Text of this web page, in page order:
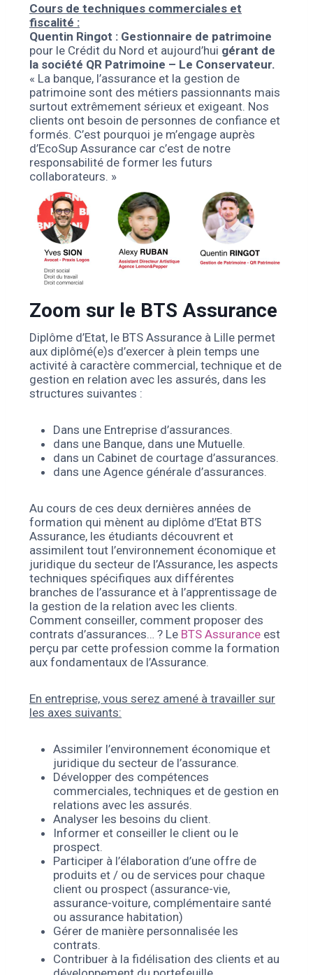
Cours de techniques commerciales et
fiscalité :
Quentin Ringot : Gestionnaire de patrimoine
pour le Crédit du Nord et aujourd’hui gérant de
la société QR Patrimoine – Le Conservateur.
« La banque, l’assurance et la gestion de
patrimoine sont des métiers passionnants mais
surtout extrêmement sérieux et exigeant. Nos
clients ont besoin de personnes de confiance et
formés. C’est pourquoi je m’engage auprès
d’EcoSup Assurance car c’est de notre
responsabilité de former les futurs
collaborateurs. »
Zoom sur le BTS Assurance
Diplôme d’Etat, le BTS Assurance à Lille permet
aux diplômé(e)s d’exercer à plein temps une
activité à caractère commercial, technique et de
gestion en relation avec les assurés, dans les
structures suivantes :
Dans une Entreprise d’assurances.
dans une Banque, dans une Mutuelle.
dans un Cabinet de courtage d’assurances.
dans une Agence générale d’assurances.
Au cours de ces deux dernières années de
formation qui mènent au diplôme d’Etat BTS
Assurance, les étudiants découvrent et
assimilent tout l’environnement économique et
juridique du secteur de l’Assurance, les aspects
techniques spécifiques aux différentes
branches de l’assurance et à l’apprentissage de
la gestion de la relation avec les clients.
Comment conseiller, comment proposer des
contrats d’assurances… ? Le BTS Assurance est
perçu par cette profession comme la formation
aux fondamentaux de l’Assurance.
En entreprise, vous serez amené à travailler sur
les axes suivants:
Assimiler l’environnement économique et
juridique du secteur de l’assurance.
Développer des compétences
commerciales, techniques et de gestion en
relations avec les assurés.
Analyser les besoins du client.
Informer et conseiller le client ou le
prospect.
Participer à l’élaboration d’une offre de
produits et / ou de services pour chaque
client ou prospect (assurance-vie,
assurance-voiture, complémentaire santé
ou assurance habitation)
Gérer de manière personnalisée les
contrats.
Contribuer à la fidélisation des clients et au